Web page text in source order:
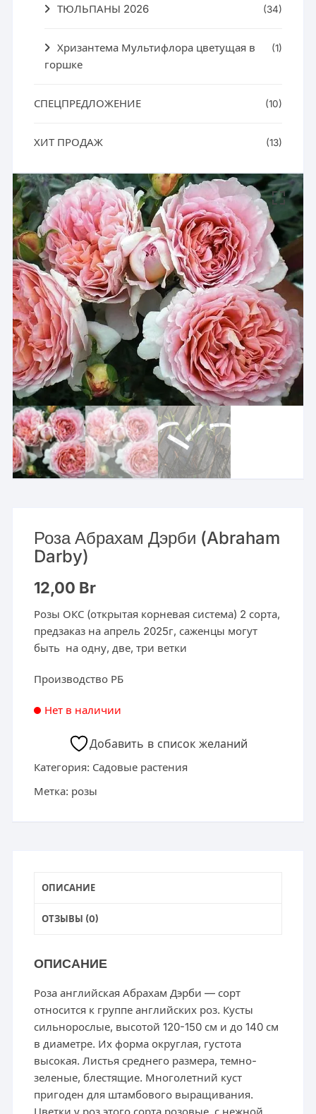
Роза Абрахам Дэрби (Abraham
Darby)
12,00 Br
Розы ОКС (открытая корневая система) 2 сорта,
предзаказ на апрель 2025г, саженцы могут
быть на одну, две, три ветки
Производство РБ
Нет в наличии
Добавить в список желаний
Категория: Садовые растения
Метка: розы
ОПИСАНИЕ
ОТЗЫВЫ (0)
ОПИСАНИЕ
Роза английская Абрахам Дэрби — сорт
относится к группе английских роз. Кусты
сильнорослые, высотой 120-150 см и до 140 см
в диаметре. Их форма округлая, густота
высокая. Листья среднего размера, темно-
зеленые, блестящие. Многолетний куст
пригоден для штамбового выращивания.
ТЮЛЬПАНЫ 2026 (34)
Хризантема Мультифлора цветущая в
горшке
(1)
СПЕЦПРЕДЛОЖЕНИЕ (10)
ХИТ ПРОДАЖ (13)